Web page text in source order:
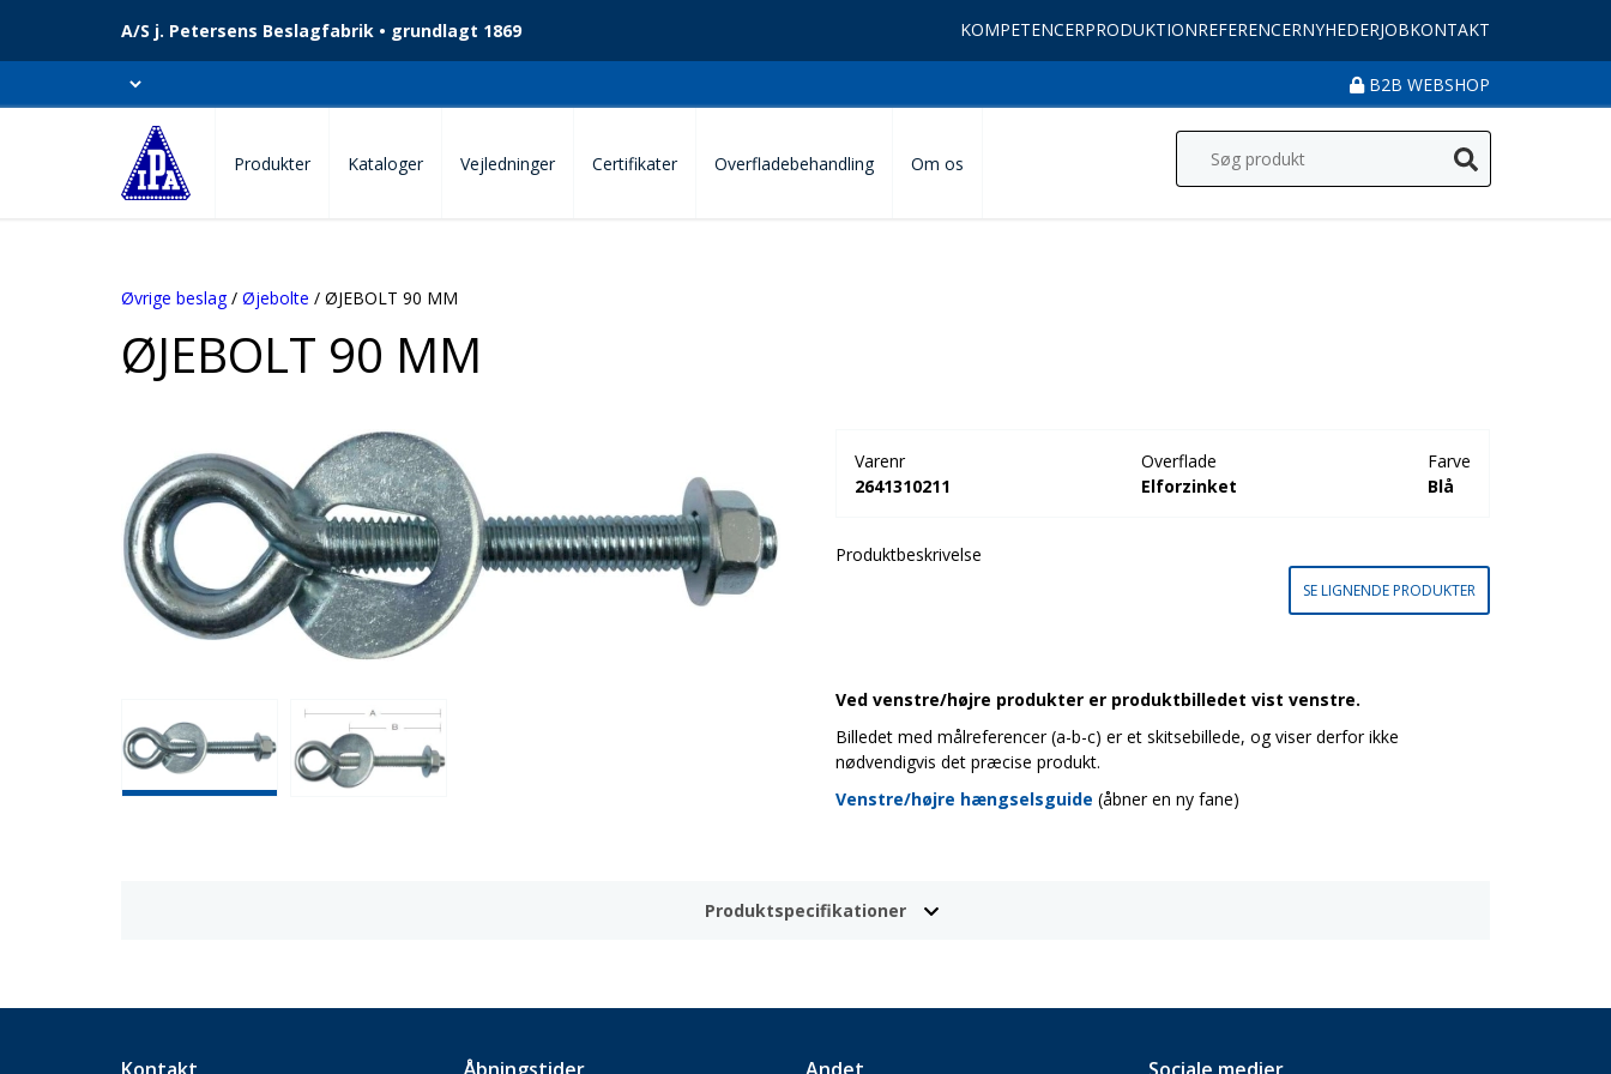
A/S j. Petersens Beslagfabrik • grundlagt 1869 KOMPETENCERPRODUKTIONREFERENCERNYHEDERJOBKONTAKT
B2B WEBSHOP
Produkter Kataloger Vejledninger Certifikater Overfladebehandling Om os
Øvrige beslag/ Øjebolte / ØJEBOLT 90 MM
ØJEBOLT 90 MM
Varenr
2641310211
Overflade
Elforzinket
Farve
Blå
Produktbeskrivelse
SE LIGNENDE PRODUKTER
Ved venstre/højre produkter er produktbilledet vist venstre.
Billedet med målreferencer (a-b-c) er et skitsebillede, og viser derfor ikke
nødvendigvis det præcise produkt.
Venstre/højre hængselsguide (åbner en ny fane)
Produktspecifikationer